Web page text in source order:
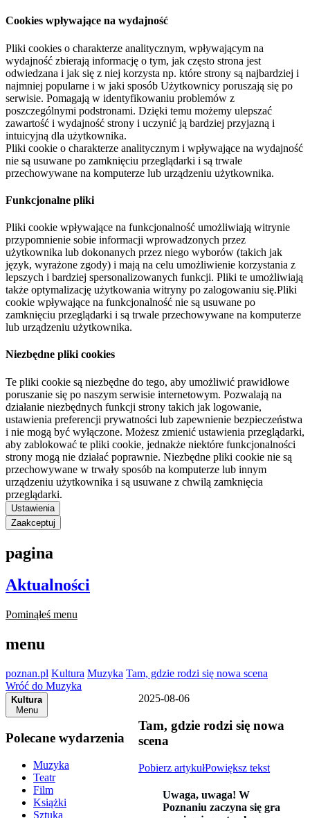
Cookies wpływające na wydajność
Pliki cookies o charakterze analitycznym, wpływającym na
wydajność zbierają informację o tym, jak często strona jest
odwiedzana i jak się z niej korzysta np. które strony są najbardziej i
najmniej popularne i w jaki sposób Użytkownicy poruszają się po
serwisie. Pomagają w identyfikowaniu problemów z
poszczególnymi podstronami. Dzięki temu możemy ulepszać
zawartość i wydajność strony i uczynić ją bardziej przyjazną i
intuicyjną dla użytkownika.
Pliki cookie o charakterze analitycznym i wpływające na wydajność
nie są usuwane po zamknięciu przeglądarki i są trwale
przechowywane na komputerze lub urządzeniu użytkownika.
Funkcjonalne pliki
Pliki cookie wpływające na funkcjonalność umożliwiają witrynie
przypomnienie sobie informacji wprowadzonych przez
użytkownika lub dokonanych przez niego wyborów (takich jak
język, wyrażone zgody) i mają na celu umożliwienie korzystania z
lepszych i bardziej spersonalizowanych funkcji. Pliki te umożliwiają
także optymalizację użytkowania witryny po zalogowaniu się.Pliki
cookie wpływające na funkcjonalność nie są usuwane po
zamknięciu przeglądarki i są trwale przechowywane na komputerze
lub urządzeniu użytkownika.
Niezbędne pliki cookies
Te pliki cookie są niezbędne do tego, aby umożliwić prawidłowe
poruszanie się po naszym serwisie internetowym. Pozwalają na
działanie niezbędnych funkcji strony takich jak logowanie,
ustawienia preferencji prywatności lub zapewnienie bezpieczeństwa
i nie mogą być wyłączone. Możesz zmienić ustawienia przeglądarki,
aby zablokować te pliki cookie, jednakże niektóre funkcjonalności
strony mogą nie działać poprawnie. Niezbędne pliki cookie nie są
przechowywane w trwały sposób na komputerze lub innym
urządzeniu użytkownika i są usuwane z chwilą zamknięcia
przeglądarki.
Ustawienia
Zaakceptuj
pagina
Aktualności
Pominąłeś menu
menu
poznan.pl Kultura Muzyka Tam, gdzie rodzi się nowa scena
Wróć do Muzyka
Kultura
Menu
Polecane wydarzenia
Muzyka
Teatr
Film
Książki
Sztuka
2025-08-06
Tam, gdzie rodzi się nowa
scena
Pobierz artykułPowiększ tekst
Uwaga, uwaga! W
Poznaniu zaczyna się gra